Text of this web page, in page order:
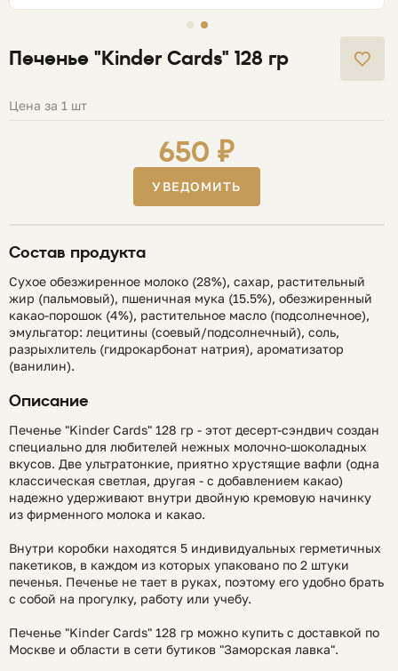
Печенье "Kinder Cards" 128 гр
Цена за 1 шт
650 ₽
УВЕДОМИТЬ
Состав продукта
Сухое обезжиренное молоко (28%), сахар, растительный
жир (пальмовый), пшеничная мука (15.5%), обезжиренный
какао-порошок (4%), растительное масло (подсолнечное),
эмульгатор: лецитины (соевый/подсолнечный), соль,
разрыхлитель (гидрокарбонат натрия), ароматизатор
(ванилин).
Описание
Печенье "Kinder Cards" 128 гр - этот десерт-сэндвич создан
специально для любителей нежных молочно-шоколадных
вкусов. Две ультратонкие, приятно хрустящие вафли (одна
классическая светлая, другая - с добавлением какао)
надежно удерживают внутри двойную кремовую начинку
из фирменного молока и какао.
Внутри коробки находятся 5 индивидуальных герметичных
пакетиков, в каждом из которых упаковано по 2 штуки
печенья. Печенье не тает в руках, поэтому его удобно брать
с собой на прогулку, работу или учебу.
Печенье "Kinder Cards" 128 гр можно купить с доставкой по
Москве и области в сети бутиков "Заморская лавка".